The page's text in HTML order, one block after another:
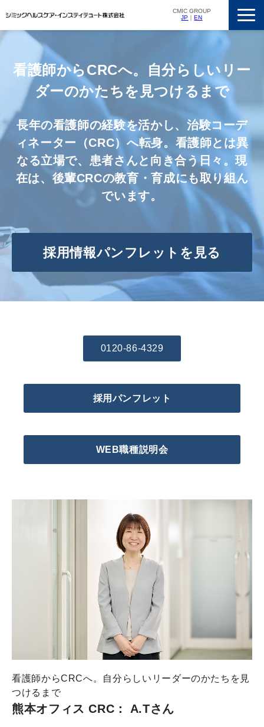
CMIC GROUP
JP ｜EN
私たちの強み
支援実績
ニュースリリース
会社概要
採用情報
看護師からCRCへ。自分らしいリー
ダーのかたちを見つけるまで
長年の看護師の経験を活かし、治験コーデ
ィネーター（CRC）へ転身。看護師とは異
なる立場で、患者さんと向き合う日々。現
在は、後輩CRCの教育・育成にも取り組ん
でいます。
採用情報パンフレットを見る
0120-86-4329
採用パンフレット
WEB職種説明会
看護師からCRCへ。自分らしいリーダーのかたちを見
つけるまで
熊本オフィス CRC： A.Tさん